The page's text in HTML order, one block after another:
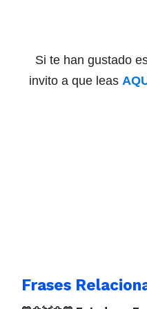
Si te han gustado
invito a que leas
Frases